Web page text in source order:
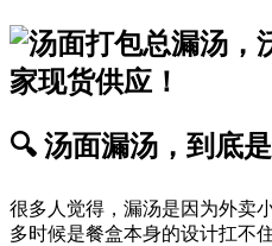
🔍 汤面漏汤，到底
很多人觉得，漏汤是因为外卖
多时候是餐盒本身的设计扛不住